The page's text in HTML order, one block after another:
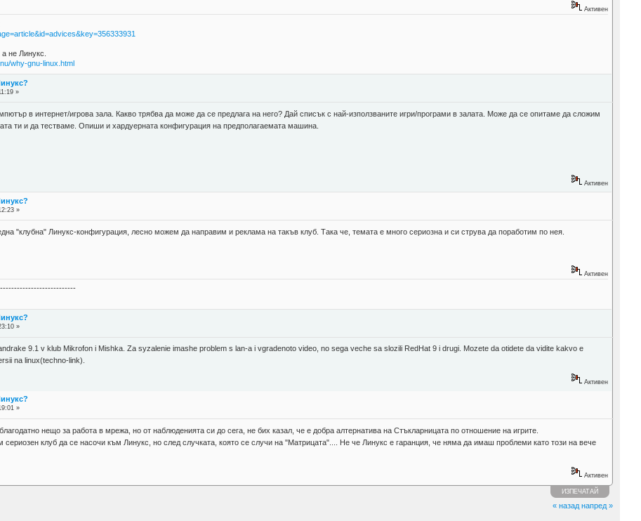
Активен
не Линукс.
why-gnu-linux.html
»
в интернет/игрова зала. Какво трябва да може да се предлага на него? Дай списък с най-използваните игри/програми в залата. Може да се опитаме да сложим
ти и да тестваме. Опиши и хардуерната конфигурация на предполагаемата машина.
Активен
»
"клубна" Линукс-конфигурация, лесно можем да направим и реклама на такъв клуб. Така че, темата е много сериозна и си струва да поработим по нея.
Активен
»
9.1 v klub Mikrofon i Mishka. Za syzalenie imashe problem s lan-a i vgradenoto video, no sega veche sa slozili RedHat 9 i drugi. Mozete da otidete da vidite kakvo e
na linux(techno-link).
Активен
»
нещо за работа в мрежа, но от наблюденията си до сега, не бих казал, че е добра алтернатива на Стъкларницата по отношение на игрите.
сериозен клуб да се насочи към Линукс, но след случката, която се случи на "Матрицата".... Не че Линукс е гаранция, че няма да имаш проблеми като този на вече
Активен
ИЗПЕЧАТАЙ
« назад напред »